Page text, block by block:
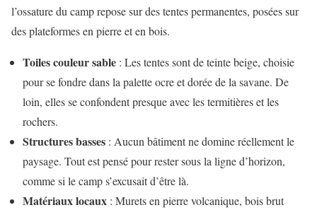
l’ossature du camp repose sur des tentes permanentes, posées sur
des plateformes en pierre et en bois.
Toiles couleur sable : Les tentes sont de teinte beige, choisie
pour se fondre dans la palette ocre et dorée de la savane. De
loin, elles se confondent presque avec les termitières et les
rochers.
Structures basses : Aucun bâtiment ne domine réellement le
paysage. Tout est pensé pour rester sous la ligne d’horizon,
comme si le camp s’excusait d’être là.
Matériaux locaux : Murets en pierre volcanique, bois brut